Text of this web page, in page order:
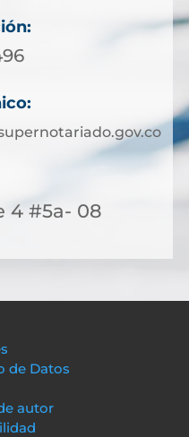
4 #5a- 08
de Datos
autor